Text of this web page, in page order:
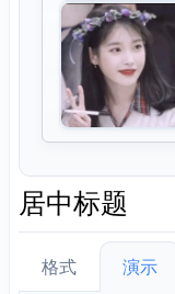
居中标题
格式 演示